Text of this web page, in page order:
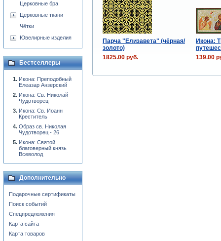
Парча "Елизавета" (чёрная/
золото)
Икона:
1825.00 руб.
139.00
Церковные бра
Церковные ткани
Чётки
Ювелирные изделия
Бестселлеры
Икона: Преподобный
Елеазар Анзерский
Икона: Св. Николай
Чудотворец
Икона: Св. Иоанн
Креститель
Образ св. Николая
Чудотворец - 26
Икона: Святой
благоверный князь
Всеволод
Дополнительно
Подарочные сертификаты
Поиск событий
Спецпредложения
Карта сайта
Карта товаров